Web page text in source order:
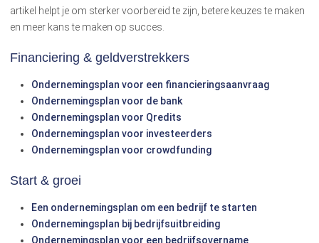
artikel helpt je om sterker voorbereid te zijn, betere keuzes te maken
en meer kans te maken op succes.
Financiering & geldverstrekkers
Ondernemingsplan voor een financieringsaanvraag
Ondernemingsplan voor de bank
Ondernemingsplan voor Qredits
Ondernemingsplan voor investeerders
Ondernemingsplan voor crowdfunding
Start & groei
Een ondernemingsplan om een bedrijf te starten
Ondernemingsplan bij bedrijfsuitbreiding
Ondernemingsplan voor een bedrijfsovername